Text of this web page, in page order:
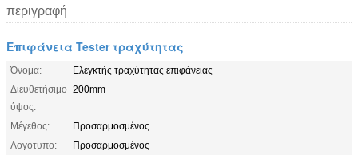
περιγραφή
Επιφάνεια Tester τραχύτητας
Όνομα:
Ελεγκτής τραχύτητας επιφάνειας
Διευθετήσιμο
ύψος:
200mm
Μέγεθος:
Προσαρμοσμένος
Λογότυπο:
Προσαρμοσμένος